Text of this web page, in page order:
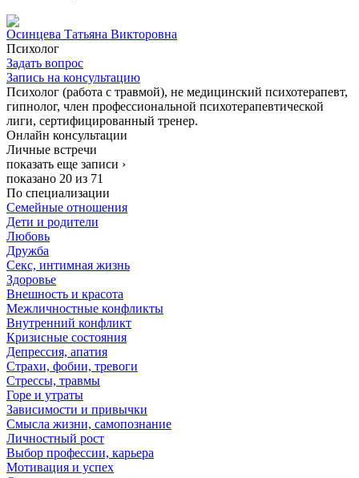
Осинцева Татьяна Викторовна
Психолог
Задать вопрос
Запись на консультацию
Психолог (работа с травмой), не медицинский психотерапевт,
гипнолог, член професcиональной психотерапевтической
лиги, сертифицированный тренер.
Онлайн консультации
Личные встречи
показать еще записи ›
показано 20 из 71
По специализации
Семейные отношения
Дети и родители
Любовь
Дружба
Секс, интимная жизнь
Здоровье
Внешность и красота
Межличностные конфликты
Внутренний конфликт
Кризисные состояния
Депрессия, апатия
Страхи, фобии, тревоги
Стрессы, травмы
Горе и утраты
Зависимости и привычки
Смысла жизни, самопознание
Личностный рост
Выбор профессии, карьера
Мотивация и успех